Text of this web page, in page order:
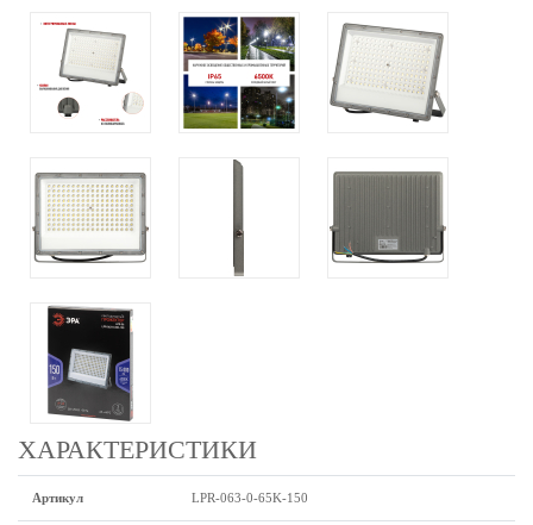
ХАРАКТЕРИСТИКИ
Артикул LPR-063-0-65K-150